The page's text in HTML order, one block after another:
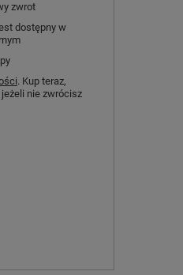
zwrot
dostępny w
. Kup teraz,
jeżeli nie zwrócisz